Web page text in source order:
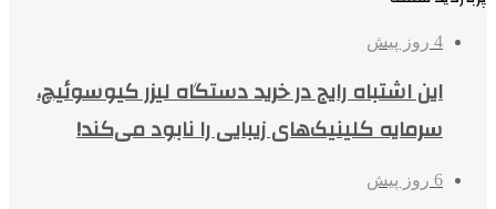
4 روز پیش
این اشتباه رایج در خرید دستگاه لیزر کیوسوئیچ،
سرمایه کلینیک‌های زیبایی را نابود می‌کند!
6 روز پیش